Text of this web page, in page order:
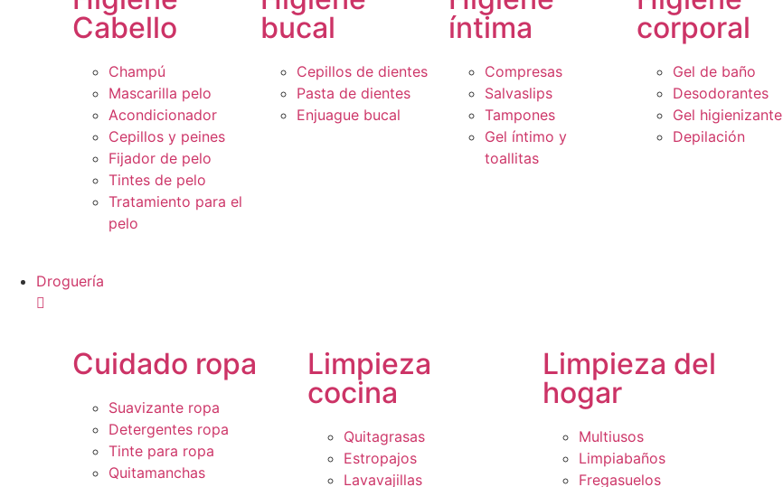
Cabello
Champú
Mascarilla pelo
Acondicionador
Cepillos y peines
Fijador de pelo
Tintes de pelo
Tratamiento para el
pelo
bucal
Cepillos de dientes
Pasta de dientes
Enjuague bucal
íntima
Compresas
Salvaslips
Tampones
Gel íntimo y
toallitas
corporal
Gel de baño
Desodorantes
Gel higienizante
Depilación
Droguería
Cuidado ropa
Suavizante ropa
Detergentes ropa
Tinte para ropa
Quitamanchas
Limpieza
cocina
Quitagrasas
Estropajos
Lavavajillas
Limpieza del
hogar
Multiusos
Limpiabaños
Fregasuelos